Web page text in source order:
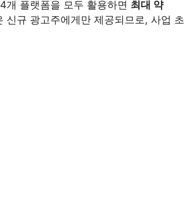
4개 플랫폼을 모두 활용하면 최대 약
신규 광고주에게만 제공되므로, 사업 초